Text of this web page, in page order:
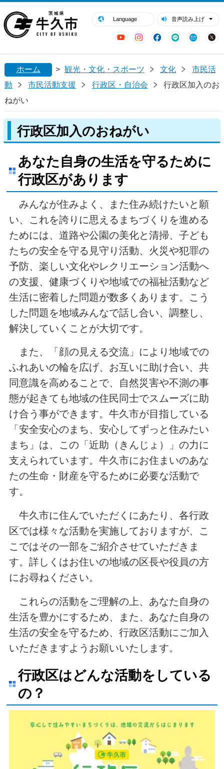
Language 音声読み上げ
YouTubeInstagram
Facebook
LINE Mail
閉じる
ホーム > 観光・文化・スポーツ 文化
市民活
動
市民活動支援 行政区・自治会
行政区加入のお
ねがい
行政区加入のおねがい
あなた自身の生活を守るために
行政区があります
みんなが住みよく、また住み続けたいと願
い、これを誇りに思えるまちづくりを進める
ためには、道路や公園の美化と清掃、子ども
たちの安全を守る見守り活動、火災や犯罪の
予防、楽しい文化やレクリエーション活動へ
の支援、健康づくりや地域での福祉活動など
生活に密着した問題が数多くあります。こう
した問題を地域みんなで話し合い、調整し、
解決していくことが大切です。
また、「顔の見える交流」により地域での
ふれあいの輪を広げ、お互いに助け合い、共
同意識を高めることで、自然災害や不測の事
態が起きても地域の住民同士でスムーズに助
け合う事ができます。牛久市が目指している
「安全安心のまち、安心してずっと住みたい
まち」は、この「近助（きんじょ）」の力に
支えられています。牛久市にお住まいのあな
たの生命・財産を守るために必要な活動で
す。
牛久市に住んでいただくにあたり、各行政
区では様々な活動を実施しておりますが、こ
こではその一部をご紹介させていただきま
す。詳しくはお住いの地域の区長や役員の方
にお尋ねください。
これらの活動をご理解の上、あなた自身の
生活を豊かにするため、また、あなた自身の
生活の安全を守るため、行政区活動にご加入
いただきますようお願いいたします。
行政区はどんな活動をしている
の？